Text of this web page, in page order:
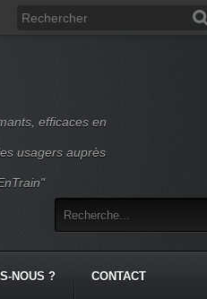
efficaces en
usagers auprès
NOUS ? CONTACT